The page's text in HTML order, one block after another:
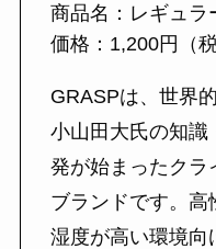
商品名：レギュラ
価格：1,200円（税
GRASPは、世界
小山田大氏の知識
発が始まったクラ
ブランドです。
湿度が高い環境向